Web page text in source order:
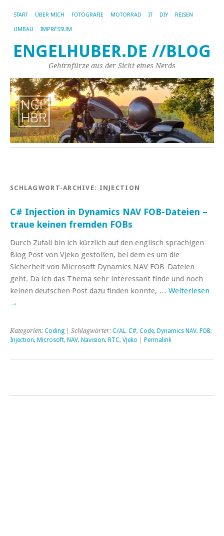
START ÜBER MICH FOTOGRAFIE MOTORRAD IT DIY REISEN
UMBAU IMPRESSUM
ENGELHUBER.DE //BLOG
Gehirnfürze aus der Sicht eines Nerds
SCHLAGWORT-ARCHIVE: INJECTION
C# Injection in Dynamics NAV FOB-Dateien –
traue keinen fremden FOBs
Durch Zufall bin ich kürzlich auf den englisch sprachigen
Blog Post von Vjeko gestoßen, bei dem es um die
Sicherheit von Microsoft Dynamics NAV FOB-Dateien
geht. Da ich das Thema sehr interessant finde und noch
keinen deutschen Post dazu finden konnte, … Weiterlesen
→
Kategorien: Coding | Schlagwörter: C/AL, C#, Code, Dynamics NAV, FOB,
Injection, Microsoft, NAV, Navision, RTC, Vjeko Permalink